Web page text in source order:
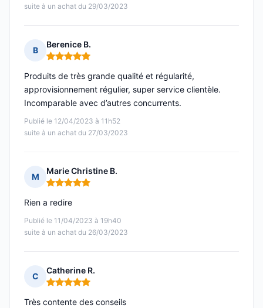
suite à un achat du 29/03/2023
B
Berenice B.
Note : 5 sur 5
Publié le 12/04/2023 à 11h52
suite à un achat du 27/03/2023
Produits de très grande qualité et régularité,
approvisionnement régulier, super service clientèle.
Incomparable avec d’autres concurrents.
M
Marie Christine B.
Note : 5 sur 5
Publié le 11/04/2023 à 19h40
suite à un achat du 26/03/2023
Rien a redire
C
Catherine R.
Note : 5 sur 5
Très contente des conseils